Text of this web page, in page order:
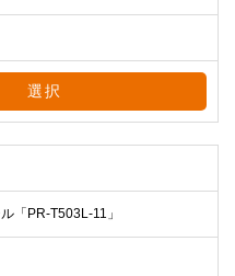
選択
「PR-T503L-11」